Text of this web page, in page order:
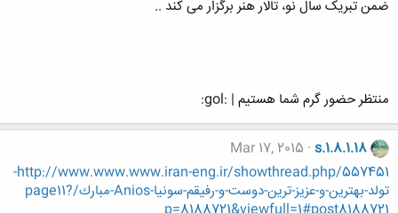
ضمن تبریک سال نو، تالار هنر برگزار می کند ..
منتظر حضور گرم شما هستیم | :gol:
s.1.8.1.18
Mar 17, 2015
http://www.www.www.iran-eng.ir/showthread.php/557451-
تولد-بهترين-و-عزيز-ترين-دوست-و-رفيقم-سونيا-Anios-مبارك/page11?